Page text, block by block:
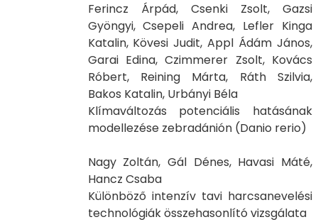
Ferincz Árpád, Csenki Zsolt, Gazsi
Gyöngyi, Csepeli Andrea, Lefler Kinga
Katalin, Kövesi Judit, Appl Ádám János,
Garai Edina, Czimmerer Zsolt, Kovács
Róbert, Reining Márta, Ráth Szilvia,
Bakos Katalin, Urbányi Béla
Klímaváltozás potenciális hatásának
modellezése zebradánión (Danio rerio)
Nagy Zoltán, Gál Dénes, Havasi Máté,
Hancz Csaba
Különböző intenzív tavi harcsanevelési
technológiák összehasonlító vizsgálata